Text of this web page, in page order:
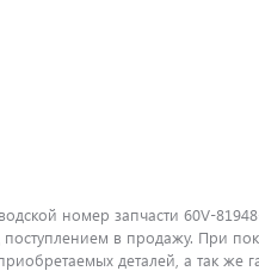
номер запчасти 60V-
в продажу. При
деталей, а так же